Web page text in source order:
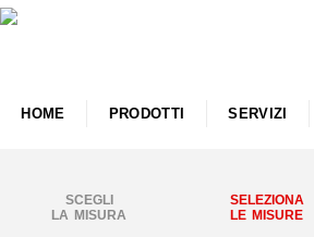
HOME PRODOTTI SERVIZI
SCEGLI
LA MISURA
SELEZIONA
LE MISURE